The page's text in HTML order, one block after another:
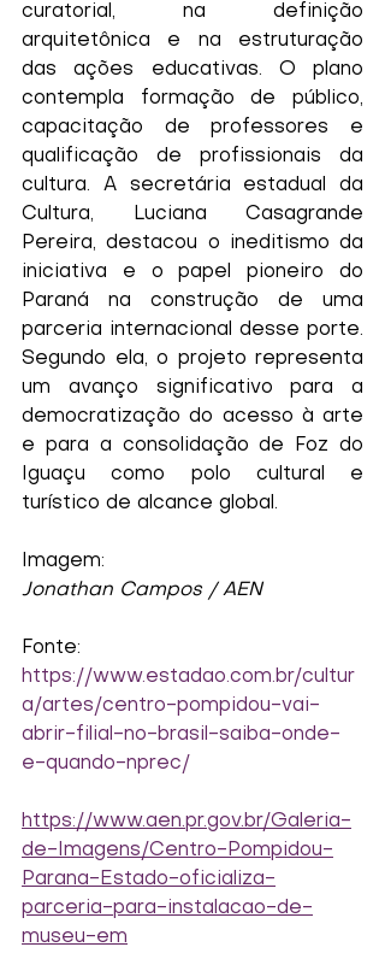
curatorial, na definição
arquitetônica e na estruturação
das ações educativas. O plano
contempla formação de público,
capacitação de professores e
qualificação de profissionais da
cultura. A secretária estadual da
Cultura, Luciana Casagrande
Pereira, destacou o ineditismo da
iniciativa e o papel pioneiro do
Paraná na construção de uma
parceria internacional desse porte.
Segundo ela, o projeto representa
um avanço significativo para a
democratização do acesso à arte
e para a consolidação de Foz do
Iguaçu como polo cultural e
turístico de alcance global.
Imagem:
Jonathan Campos / AEN
Fonte:
https://www.estadao.com.br/cultur
a/artes/centro-pompidou-vai-
abrir-filial-no-brasil-saiba-onde-
e-quando-nprec/
https://www.aen.pr.gov.br/Galeria-
de-Imagens/Centro-Pompidou-
Parana-Estado-oficializa-
parceria-para-instalacao-de-
museu-em